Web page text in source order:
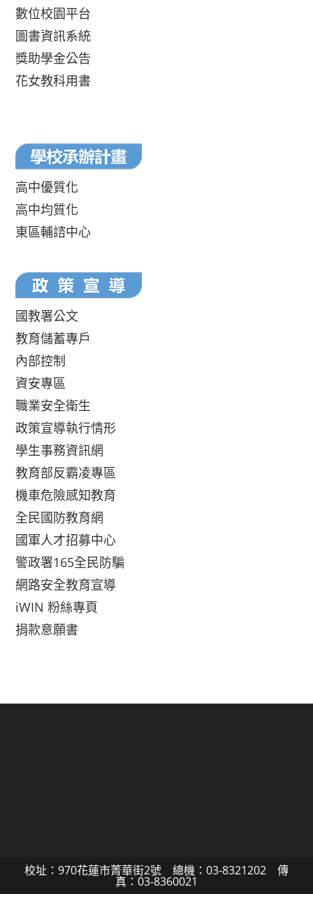
數位校園平台
圖書資訊系統
獎助學金公告
花女教科用書
高中優質化
高中均質化
東區輔諮中心
國教署公文
教育儲蓄專戶
內部控制
資安專區
職業安全衛生
政策宣導執行情形
學生事務資訊網
教育部反霸凌專區
機車危險感知教育
全民國防教育網
國軍人才招募中心
警政署165全民防騙
網路安全教育宣導
iWIN 粉絲專頁
捐款意願書
校址：970花蓮市菁華街2號 總機：03-8321202 傳
真：03-8360021